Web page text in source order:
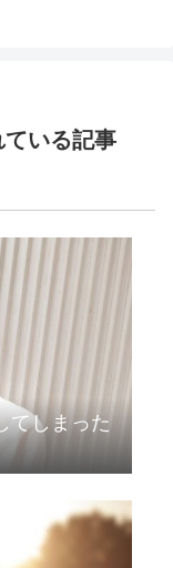
ている記事
てしまった